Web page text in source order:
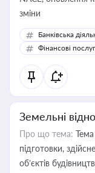
зміни
Банківська
Фінансові
Земельні
Про що тема:
підготовки,
об’єктів